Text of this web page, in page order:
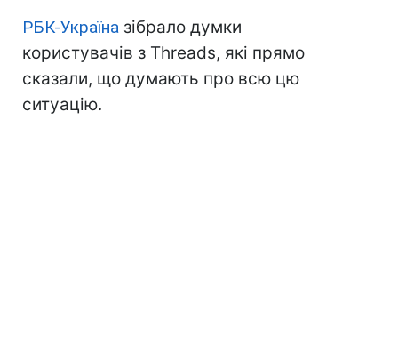
РБК-Україна зібрало думки
користувачів з Threads, які прямо
сказали, що думають про всю цю
ситуацію.